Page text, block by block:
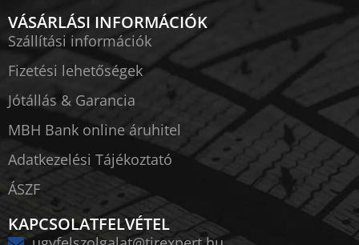
VÁSÁRLÁSI INFORMÁCIÓK
Szállítási információk
Fizetési lehetőségek
Jótállás & Garancia
MBH Bank online áruhitel
Adatkezelési Tájékoztató
ÁSZF
KAPCSOLATFELVÉTEL